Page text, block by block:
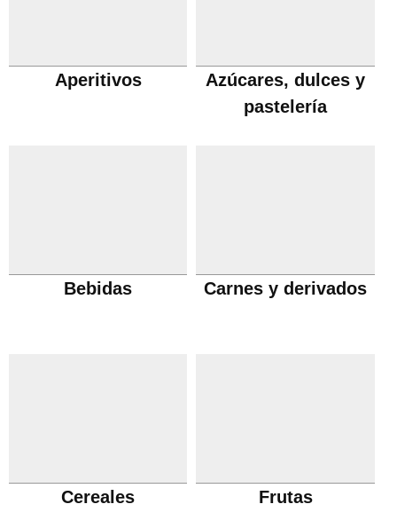
Aperitivos
Azúcares, dulces y
pastelería
Bebidas Carnes y derivados
Cereales Frutas